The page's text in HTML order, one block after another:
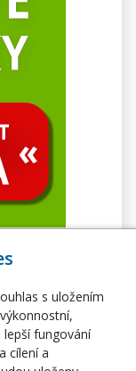
s uložením
fungování
cílení a